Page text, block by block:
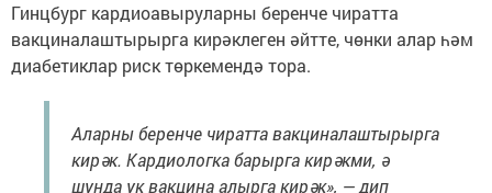
Гинцбург кардиоавыруларны беренче чиратта
вакциналаштырырга кирәклеген әйтте, чөнки алар һәм
диабетиклар риск төркемендә тора.
Аларны беренче чиратта вакциналаштырырга
кирәк. Кардиологка барырга кирәкми, ә
шунда ук вакцина алырга кирәк», — дип